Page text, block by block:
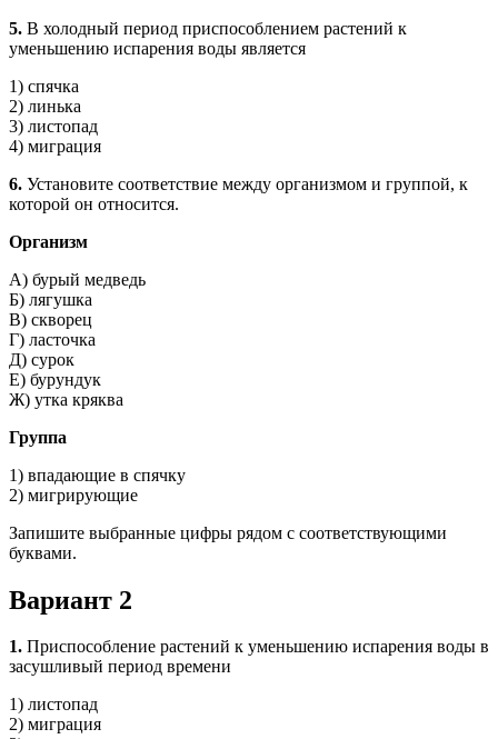
5. В холодный период приспособлением растений к
уменьшению испарения воды является
1) спячка
2) линька
3) листопад
4) миграция
6. Установите соответствие между организмом и группой, к
которой он относится.
Организм
А) бурый медведь
Б) лягушка
В) скворец
Г) ласточка
Д) сурок
Е) бурундук
Ж) утка кряква
Группа
1) впадающие в спячку
2) мигрирующие
Запишите выбранные цифры рядом с соответствующими
буквами.
Вариант 2
1. Приспособление растений к уменьшению испарения воды в
засушливый период времени
1) листопад
2) миграция